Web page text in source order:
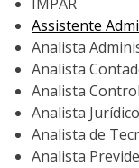
IMPAR
Assistente
Analista
Analista
Analista
Analista
Analista de
Analista